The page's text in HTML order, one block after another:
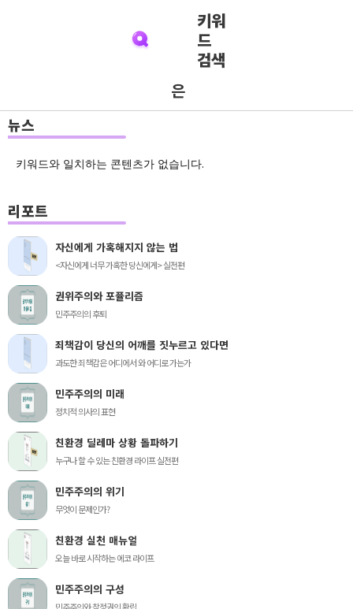
키워
드
검색
은
뉴스
키워드와 일치하는 콘텐츠가 없습니다.
리포트
자신에게 가혹해지지 않는 법
<자신에게 너무 가혹한 당신에게> 실전편
권위주의와 포퓰리즘
민주주의의 후퇴
죄책감이 당신의 어깨를 짓누르고 있다면
과도한 죄책감은 어디에서 와 어디로 가는가
민주주의의 미래
정치적 의사의 표현
친환경 딜레마 상황 돌파하기
누구나 할 수 있는 친환경 라이프 실전편
민주주의의 위기
무엇이 문제인가?
친환경 실천 매뉴얼
오늘 바로 시작하는 에코 라이프
민주주의의 구성